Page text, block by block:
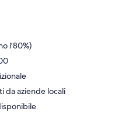
l'80%)
da aziende locali